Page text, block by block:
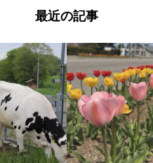
最近の記事